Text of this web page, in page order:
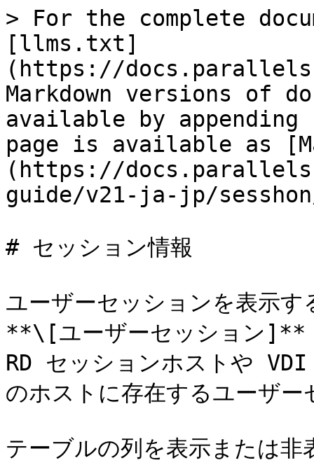
> For the complete
[llms.txt]
(https://
Markdown versions of
available by
page is available as
(https://
guide/v21-ja-jp/
# セッション情報
ユーザーセッションを表
**\[ユーザーセッション]**
RD セッションホストや
のホストに存在するユーザ
テーブルの列を表示または